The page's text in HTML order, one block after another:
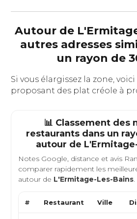
Autour de
autres adresses
un rayon de
Si vous élargissez la zone,
proposant des plat créole à
📊 Classement des
restaurants dans un
autour de
Notes Google, distance et avis
comparer rapidement les
autour de L'Ermitage-Les-Bains
# Restaurant Ville